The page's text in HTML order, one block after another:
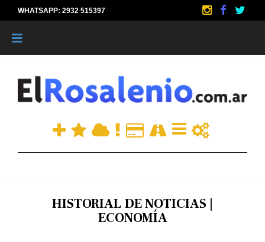
WHATSAPP: 2932 515397
HISTORIAL DE NOTICIAS |
ECONOMÍA